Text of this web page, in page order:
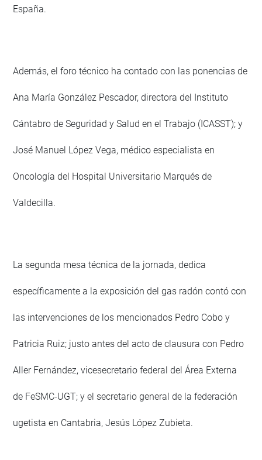
España.
Además, el foro técnico ha contado con las ponencias de
Ana María González Pescador, directora del Instituto
Cántabro de Seguridad y Salud en el Trabajo (ICASST); y
José Manuel López Vega, médico especialista en
Oncología del Hospital Universitario Marqués de
Valdecilla.
La segunda mesa técnica de la jornada, dedica
específicamente a la exposición del gas radón contó con
las intervenciones de los mencionados Pedro Cobo y
Patricia Ruiz; justo antes del acto de clausura con Pedro
Aller Fernández, vicesecretario federal del Área Externa
de FeSMC-UGT; y el secretario general de la federación
ugetista en Cantabria, Jesús López Zubieta.